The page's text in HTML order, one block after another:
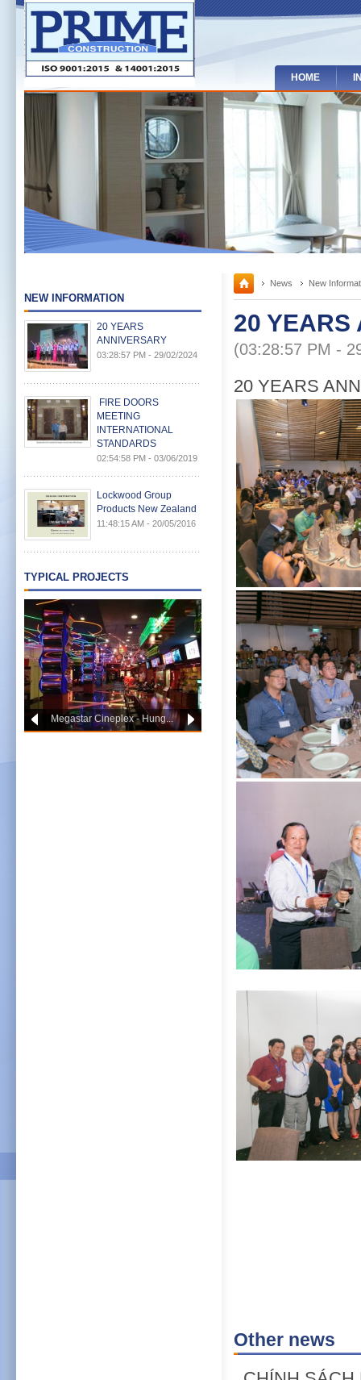
HOME
NEW INFORMATION
20 YEARS
ANNIVERSARY
03:28:57 PM - 29/02/2024
FIRE DOORS
MEETING
INTERNATIONAL
STANDARDS
02:54:58 PM - 03/06/2019
Lockwood Group
Products New Zealand
11:48:15 AM - 20/05/2016
TYPICAL PROJECTS
Megastar Cineplex - Hung...
News New
20 YEARS
(03:28:57 PM -
20 YEARS
Other news